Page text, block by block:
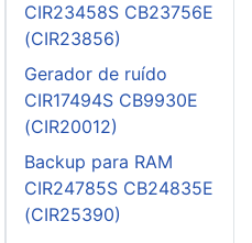
CIR23458S CB23756E
(CIR23856)
Gerador de ruído
CIR17494S CB9930E
(CIR20012)
Backup para RAM
CIR24785S CB24835E
(CIR25390)